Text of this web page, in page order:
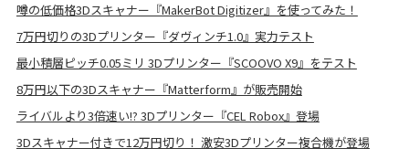
噂の低価格3Dスキャナー『MakerBot Digitizer』を使ってみた！
7万円切りの3Dプリンター『ダヴィンチ1.0』実力テスト
最小積層ピッチ0.05ミリ 3Dプリンター『SCOOVO X9』をテスト
8万円以下の3Dスキャナー『Matterform』が販売開始
ライバルより3倍速い!? 3Dプリンター『CEL Robox』登場
3Dスキャナー付きで12万円切り！ 激安3Dプリンター複合機が登場